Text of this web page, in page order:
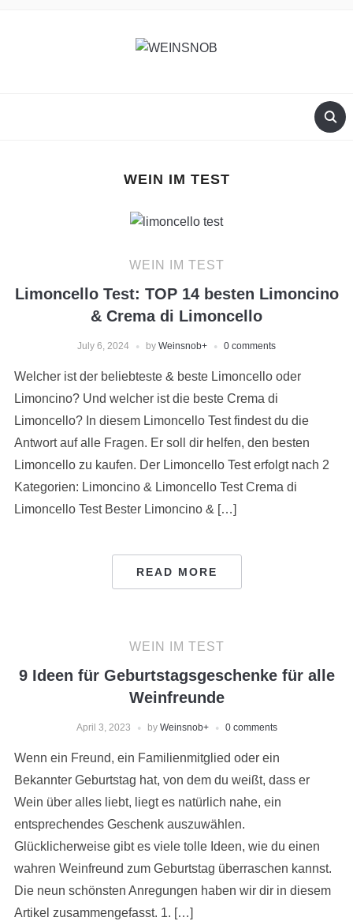
WEIN IM TEST
WEIN IM TEST
Limoncello Test: TOP 14 besten Limoncino
& Crema di Limoncello
July 6, 2024 by Weinsnob+ 0 comments
Welcher ist der beliebteste & beste Limoncello oder
Limoncino? Und welcher ist die beste Crema di
Limoncello? In diesem Limoncello Test findest du die
Antwort auf alle Fragen. Er soll dir helfen, den besten
Limoncello zu kaufen. Der Limoncello Test erfolgt nach 2
Kategorien: Limoncino & Limoncello Test Crema di
Limoncello Test Bester Limoncino & […]
READ MORE
WEIN IM TEST
9 Ideen für Geburtstagsgeschenke für alle
Weinfreunde
April 3, 2023 by Weinsnob+ 0 comments
Wenn ein Freund, ein Familienmitglied oder ein
Bekannter Geburtstag hat, von dem du weißt, dass er
Wein über alles liebt, liegt es natürlich nahe, ein
entsprechendes Geschenk auszuwählen.
Glücklicherweise gibt es viele tolle Ideen, wie du einen
wahren Weinfreund zum Geburtstag überraschen kannst.
Die neun schönsten Anregungen haben wir dir in diesem
Artikel zusammengefasst. 1. […]